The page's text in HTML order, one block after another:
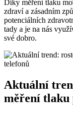
Díky měření tlaku
zdraví a zásadním
potenciálních
tady a je na nás
své dobro.
Aktuální
měření tlaku